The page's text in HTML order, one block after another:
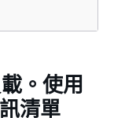
。使用
清單